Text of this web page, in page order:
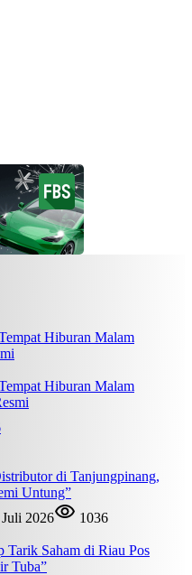
Hiburan Malam
di Tanjungpinang,
Untung”
2026
1036
Tarik Saham di Riau Pos
Tuba”